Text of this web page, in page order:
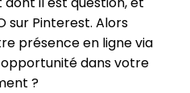
sur Pinterest. Alors
présence en ligne via
dans votre
?